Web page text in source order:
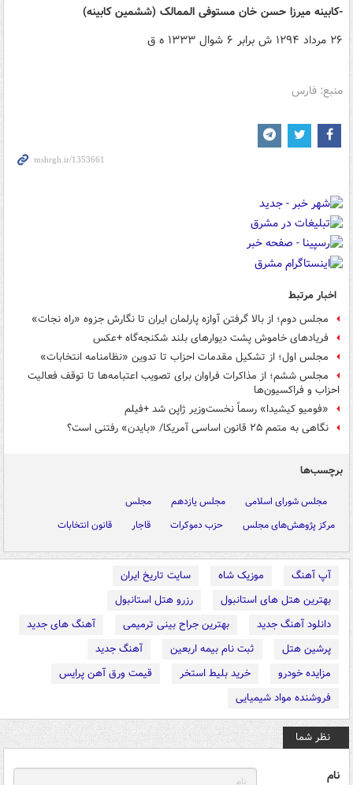
-کابینه میرزا حسن خان مستوفی الممالک (ششمین کابینه)
۲۶ مرداد ۱۲۹۴ ش برابر ۶ شوال ۱۳۳۳ ه ق
منبع: فارس
اخبار مرتبط
مجلس دوم؛ از بالا گرفتن آوازه پارلمان ایران تا نگارش جزوه «راه نجات»
فریادهای خاموش پشت دیوارهای بلند شکنجه‌گاه +عکس
مجلس اول؛ از تشکیل مقدمات احزاب تا تدوین «نظامنامه انتخابات»
مجلس ششم؛ از مذاکرات فراوان برای تصویب اعتبامه‌ها تا توقف فعالیت
احزاب و فراکسیون‌ها
«فومیو کیشیدا» رسماً نخست‌وزیر ژاپن شد +فیلم
نگاهی به متمم ۲۵ قانون اساسی آمریکا/ «بایدن» رفتنی است؟
برچسب‌ها
مجلس شورای اسلامی مجلس یازدهم
مجلس
مرکز پژوهش‌های مجلس
حزب دموکرات قاجار قانون انتخابات
آپ آهنگ موزیک شاه
سایت تاریخ ایران
بهترین هتل های استانبول
رزرو هتل استانبول
دانلود آهنگ جدید
بهترین جراح بینی ترمیمی
آهنگ های جدید
پرشین هتل
ثبت نام بیمه اربعین
آهنگ جدید
مزایده خودرو
خرید بلیط استخر
قیمت ورق آهن پرایس
فروشنده مواد شیمیایی
نظر شما
نام